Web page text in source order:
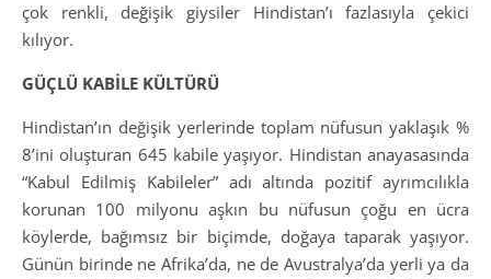
çok renkli, değişik giysiler Hindistan’ı fazlasıyla çekici
kılıyor.
GÜÇLÜ KABİLE KÜLTÜRÜ
Hindistan’ın değişik yerlerinde toplam nüfusun yaklaşık %
8’ini oluşturan 645 kabile yaşıyor. Hindistan anayasasında
“Kabul Edilmiş Kabileler” adı altında pozitif ayrımcılıkla
korunan 100 milyonu aşkın bu nüfusun çoğu en ücra
köylerde, bağımsız bir biçimde, doğaya taparak yaşıyor.
Günün birinde ne Afrika’da, ne de Avustralya’da yerli ya da